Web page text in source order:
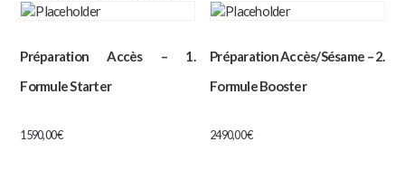
Préparation Accès – 1.
Formule Starter
1590,00€
Préparation Accès/Sésame – 2.
Formule Booster
2490,00€